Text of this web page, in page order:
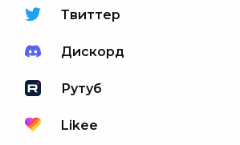
Твиттер
Дискорд
Рутуб
Likee